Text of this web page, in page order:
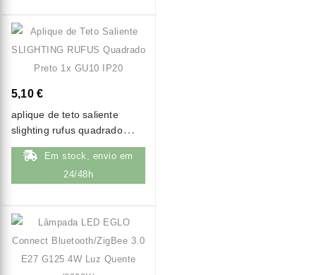
5,10 €
aplique de teto saliente
slighting rufus quadrado
preto 1x gu10 ip20
Em stock, envio em
24/48h